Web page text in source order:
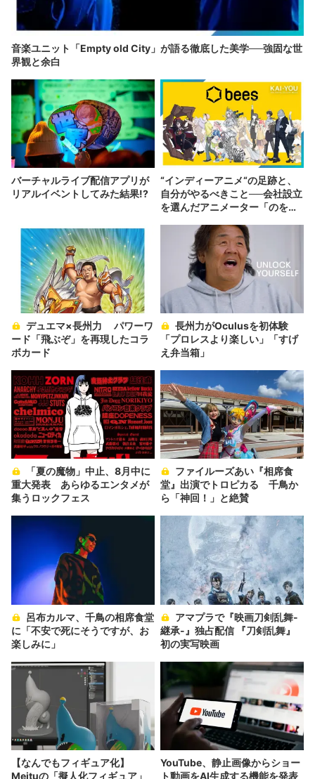
音楽ユニット「Empty old City」が語る徹底した美学──強固な世
界観と余白
バーチャルライブ配信アプリが
リアルイベントしてみた結果!?
“インディーアニメ“の足跡と、
自分がやるべきこと──会社設立
を選んだアニメーター「のを
ード「飛ぶぞ」を再現したコラ
ボカード
「プロレスより楽しい」「すげ
え弁当箱」
重大発表 あらゆるエンタメが
集うロックフェス
堂』出演でトロピカる 千鳥か
ら「神回！」と絶賛
に「不安で死にそうですが、お
楽しみに」
継承-』独占配信 『刀剣乱舞』
初の実写映画
【なんでもフィギュア化】
Meituの「擬人化フィギュア」
YouTube、静止画像からショー
ト動画をAI生成する機能を発表